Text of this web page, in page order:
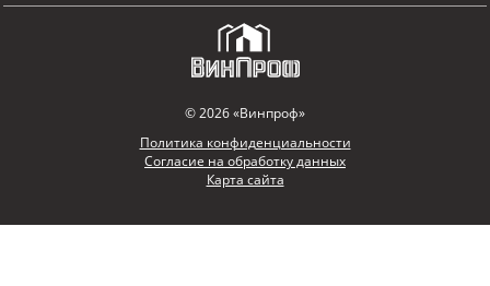
© 2026 «Винпроф»
Политика конфиденциальности
Согласие на обработку данных
Карта сайта